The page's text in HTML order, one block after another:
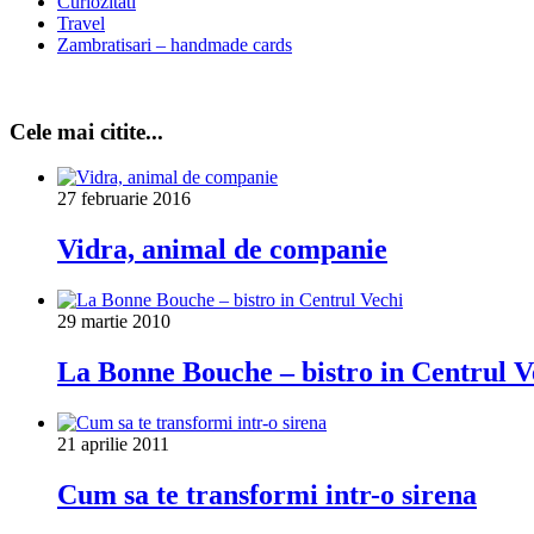
Travel
Zambratisari – handmade cards
Cele mai citite...
27 februarie 2016
Vidra, animal de companie
29 martie 2010
La Bonne Bouche – bistro in Centrul
21 aprilie 2011
Cum sa te transformi intr-o sirena